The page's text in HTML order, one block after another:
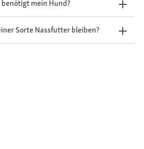
mein Hund?
Sorte Nassfutter bleiben?